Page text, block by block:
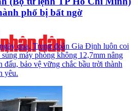
phố bị bất ngờ
qua, Trung đoàn Gia Định luôn coi
máy phòng không 12,7mm nâng
đấu, bảo vệ vững chắc bầu trời thành
yêu.